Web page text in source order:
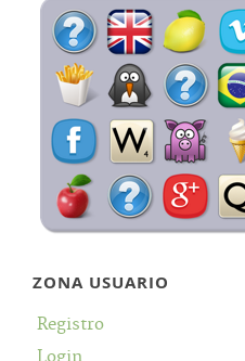
ZONA USUARIO
Registro